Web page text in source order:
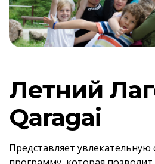
Летний
Qaragai
Представляет